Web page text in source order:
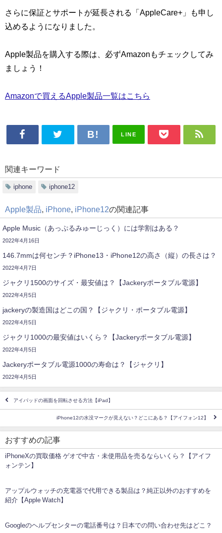
さらに保証とサポートが延長される「AppleCare+」も申し
込めるようになりました。
Apple製品を購入する際は、必ずAmazonもチェックしてみ
ましょう！
Amazonで買えるApple製品一覧はこちら
LINE
関連キーワード
iphone iphone12
Apple製品, iPhone, iPhone12の関連記事
Apple Music（あっぷるみゅーじっく）には学割はある？
2022年4月16日
146.7mmは何センチ？iPhone13・iPhone12の高さ（縦）の長さは？
2022年4月7日
ジャクリ1500のサイズ・最安値は？【Jackeryポータブル電源】
2022年4月5日
jackeryの製造国はどこの国？【ジャクリ・ポータブル電源】
2022年4月5日
ジャクリ1000の最安値はいくら？【Jackeryポータブル電源】
2022年4月5日
Jackeryポータブル電源1000の寿命は？【ジャクリ】
2022年4月5日
アイパッドの画面を回転させる方法【iPad】
iPhone12の水没マークが見えない？どこにある？【アイフォン12】
おすすめの記事
iPhoneXの買取価格 ゲオで中古・未使用品を売るならいくら？【アイフ
ォンテン】
アップルウォッチの充電器で代用できる製品は？純正以外のおすすめを
紹介【Apple Watch】
Googleのヘルプセンターの電話番号は？日本での問い合わせ先はどこ？